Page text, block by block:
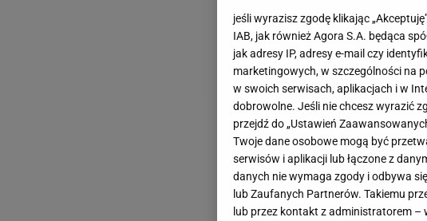
jeśli wyrazisz zgodę klikając
IAB, jak również Agora S.A. będąca
jak adresy IP, adresy e-mail czy
marketingowych, w szczególności na
w swoich serwisach, aplikacjach i w
dobrowolne. Jeśli nie chcesz wyrazić
przejdź do „Ustawień
Twoje dane osobowe mogą być
serwisów i aplikacji lub łączone z
danych nie wymaga zgody i odbywa
lub Zaufanych Partnerów. Takiemu
lub przez kontakt z administratorem –